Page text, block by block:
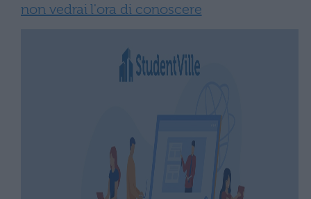
non vedrai l'ora di conoscere